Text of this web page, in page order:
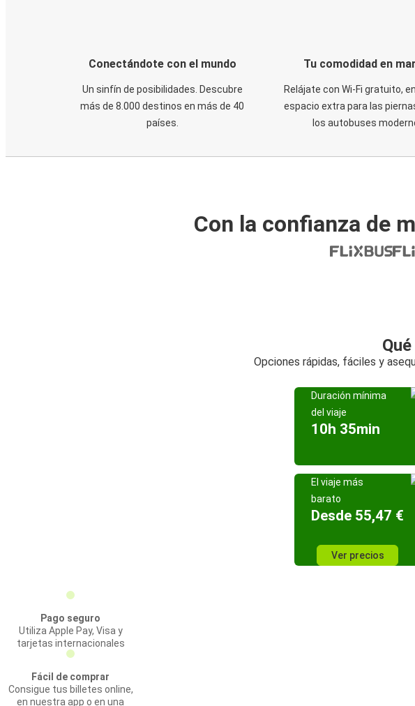
Conectándote con el mundo
Un sinfín de posibilidades. Descubre
más de 8.000 destinos en más de 40
países.
Tu comodidad en
Relájate con Wi-Fi gratuito,
espacio extra para las
los autobuses
Con la confianza de
Opciones rápidas, fáciles y
Duración mínima
del viaje
10h 35min
El viaje más
barato
Desde 55,47 €
Ver precios
Pago seguro
Utiliza Apple Pay, Visa y
tarjetas internacionales
Fácil de comprar
Consigue tus billetes online,
en nuestra app o en una